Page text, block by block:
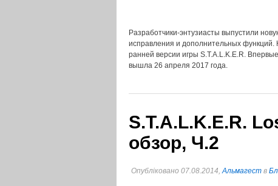
Разработчики-энтузиасты выпустили
исправления и дополнительных
ранней версии игры S.T.A.L.K.E.R.
вышла 26 апреля 2017 года.
S.T.A.L.K.E.R.
обзор, Ч.2
Опубліковано 07.08.2014,Альмагест в